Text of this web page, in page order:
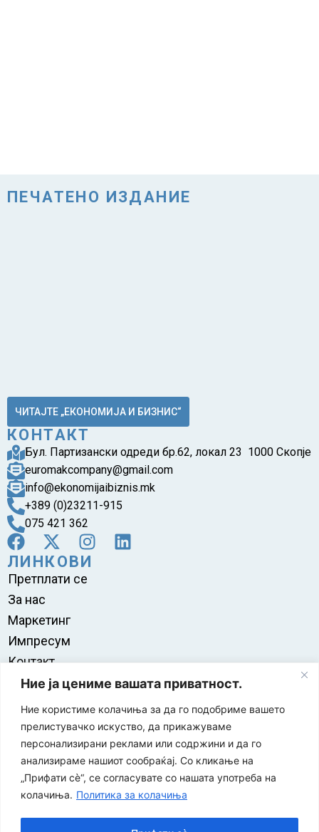
Ние ја цениме вашата приватност.
Ние користиме колачиња за да го подобриме вашето
прелистувачко искуство, да прикажуваме
персонализирани реклами или содржини и да го
анализираме нашиот сообраќај. Со кликање на
„Прифати сè“, се согласувате со нашата употреба на
колачиња. Политика за колачиња
ПЕЧАТЕНО ИЗДАНИЕ
ЧИТАЈТЕ „ЕКОНОМИЈА И БИЗНИС“
КОНТАКТ
Бул. Партизански одреди бр.62, локал 23 1000 Скопје
euromakcompany@gmail.com
info@ekonomijaibiznis.mk
+389 (0)23211-915
075 421 362
ЛИНКОВИ
Претплати се
За нас
Маркетинг
Импресум
Контакт
Правила на користење